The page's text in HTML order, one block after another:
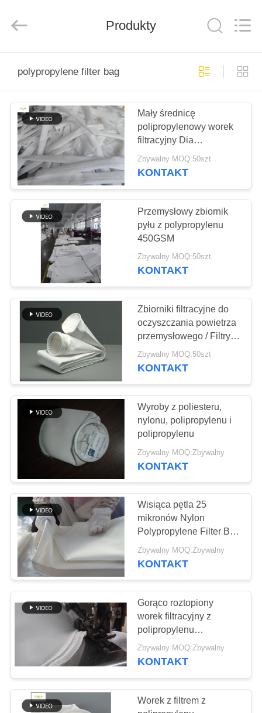
PRODUKTY
NAS
WYCIECZKA
PO
FABRYCE
KONTROLA
JAKOŚCI
SKONTAKTUJ
SIĘ
NAMI
AKTUALNOŚCI
POPROSIĆ
WYCENĘ
SITEMAP
POLITYKA
PRYWATNOŚCI
Technology
Co.,Ltd..
Reserved.
Produkty
polypropylene filter bag
Mały średnicę
polipropylenowy worek
filtracyjny Dia
73X1260mm dla sprzętu
filtracyjnego worek
Zbywalny MOQ:50szt
KONTAKT
Przemysłowy zbiornik
pyłu z polypropylenu
450GSM
Zbywalny MOQ:50szt
KONTAKT
Zbiorniki filtracyjne do
oczyszczania powietrza
przemysłowego / Filtry
polipropylenowe
Zbywalny MOQ:50szt
KONTAKT
Wyroby z poliesteru,
nylonu, polipropylenu i
polipropylenu
Zbywalny MOQ:Zbywalny
KONTAKT
Wisiąca pętla 25
mikronów Nylon
Polypropylene Filter Bag
125 mikronów
Zbywalny MOQ:Zbywalny
KONTAKT
Gorąco roztopiony
worek filtracyjny z
polipropylenu
nylonowego o
pojemności 5 mikronów
Zbywalny MOQ:Zbywalny
KONTAKT
Worek z filtrem z